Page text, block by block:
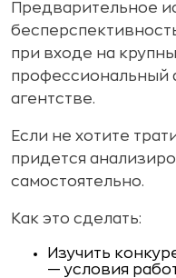
Предварительное
при входе на
профессиональный
агентстве.
Если не хотите
придется
самостоятельно.
Как это сделать:
Изучить
— условия